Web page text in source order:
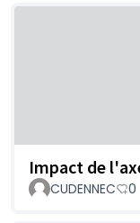
Impact de
CUDENNEC 0